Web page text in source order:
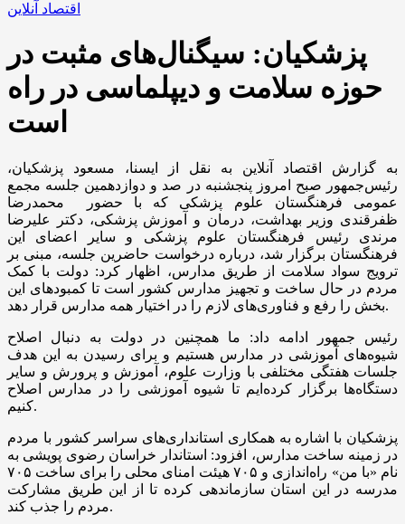
اقتصاد آنلاین
پزشکیان: سیگنال‌های مثبت در
حوزه سلامت و دیپلماسی در راه
است
به گزارش اقتصاد آنلاین به نقل از ایسنا، مسعود پزشکیان،
رئیس‌جمهور صبح امروز پنجشنبه در صد و دوازدهمین جلسه مجمع
عمومی فرهنگستان علوم پزشکی که با حضور محمدرضا
ظفرقندی وزیر بهداشت، درمان و آموزش پزشکی، دکتر علیرضا
مرندی رئیس فرهنگستان علوم پزشکی و سایر اعضای این
فرهنگستان برگزار شد، درباره درخواست حاضرین جلسه، مبنی بر
ترویج سواد سلامت از طریق مدارس، اظهار کرد: دولت با کمک
مردم در حال ساخت و تجهیز مدارس کشور است تا کمبودهای این
بخش را رفع و فناوری‌های لازم را در اختیار همه مدارس قرار دهد.
رئیس جمهور ادامه داد: ما همچنین در دولت به دنبال اصلاح
شیوه‌های آموزشی در مدارس هستیم و برای رسیدن به این هدف
جلسات هفتگی مختلفی با وزارت علوم، آموزش و پرورش و سایر
دستگاه‌ها برگزار کرده‌ایم تا شیوه آموزشی را در مدارس اصلاح
کنیم.
پزشکیان با اشاره به همکاری استانداری‌های سراسر کشور با مردم
در زمینه ساخت مدارس، افزود: استاندار خراسان رضوی پویشی به
نام «با من» راه‌اندازی و ۷۰۵ هیئت امنای محلی را برای ساخت ۷۰۵
مدرسه در این استان سازماندهی کرده تا از این طریق مشارکت
مردم را جذب کند.